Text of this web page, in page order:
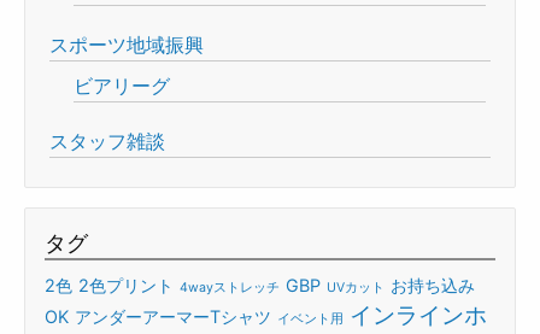
スポーツ地域振興
ビアリーグ
スタッフ雑談
タグ
2色 2色プリント 4wayストレッチ GBP UVカット
お持ち込み
OK アンダーアーマーTシャツ イベント用
インラインホ